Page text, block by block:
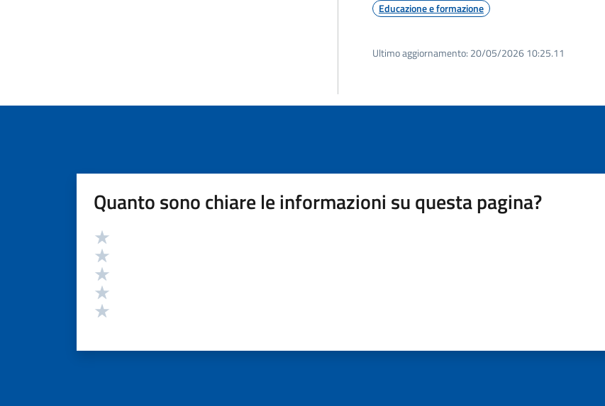
Educazione e formazione
Ultimo aggiornamento: 20/05/2026 10:25.11
Quanto sono chiare le informazioni su questa pagina?
Valutazione